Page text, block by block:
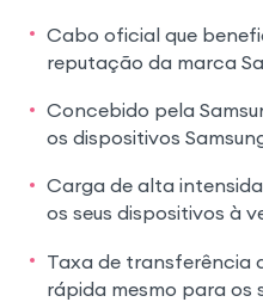
Cabo oficial que
reputação da marca
Concebido pela
os dispositivos
Carga de alta
os seus dispositivos à
Taxa de transferência
rápida mesmo para os